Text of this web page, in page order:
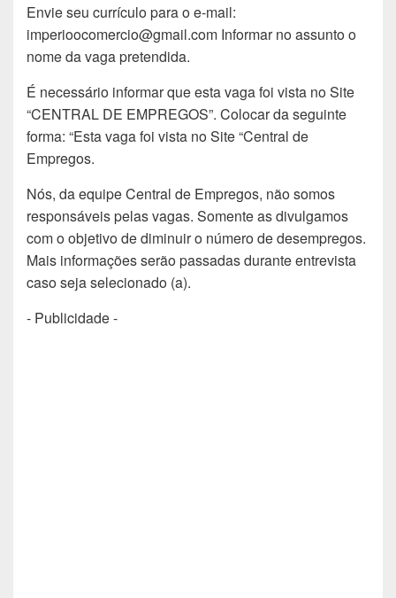
Envie seu currículo para o e-mail:
imperioocomercio@gmail.com Informar no assunto o
nome da vaga pretendida.
É necessário informar que esta vaga foi vista no Site
“CENTRAL DE EMPREGOS”. Colocar da seguinte
forma: “Esta vaga foi vista no Site “Central de
Empregos.
Nós, da equipe Central de Empregos, não somos
responsáveis pelas vagas. Somente as divulgamos
com o objetivo de diminuir o número de desempregos.
Mais informações serão passadas durante entrevista
caso seja selecionado (a).
- Publicidade -